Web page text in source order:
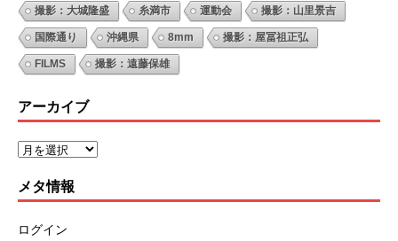
撮影：大城隆盛 糸満市 運動会 撮影：山里景吉
国際通り 沖縄県 8mm 撮影：屋冨祖正弘
FILMS 撮影：遠藤保雄
アーカイブ
メタ情報
ログイン